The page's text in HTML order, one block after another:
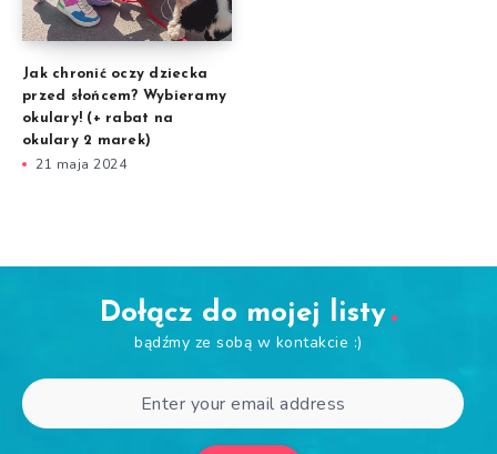
Jak chronić oczy dziecka
przed słońcem? Wybieramy
okulary! (+ rabat na
okulary 2 marek)
21 maja 2024
Dołącz do mojej listy
bądźmy ze sobą w kontakcie :)